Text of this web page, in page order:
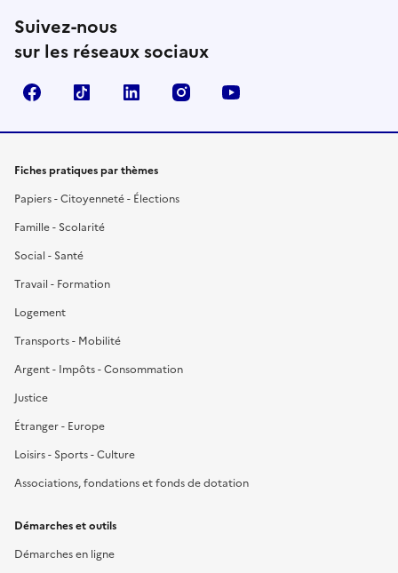
Suivez-nous
sur les réseaux sociaux
FacebookTikTok LinkedIn Instagram
Fiches pratiques par thèmes
Papiers - Citoyenneté - Élections
Famille - Scolarité
Social - Santé
Travail - Formation
Logement
Transports - Mobilité
Argent - Impôts - Consommation
Justice
Étranger - Europe
Loisirs - Sports - Culture
Associations, fondations et fonds de dotation
Démarches et outils
Démarches en ligne